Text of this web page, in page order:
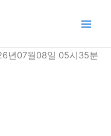
년07월08일 05시35분